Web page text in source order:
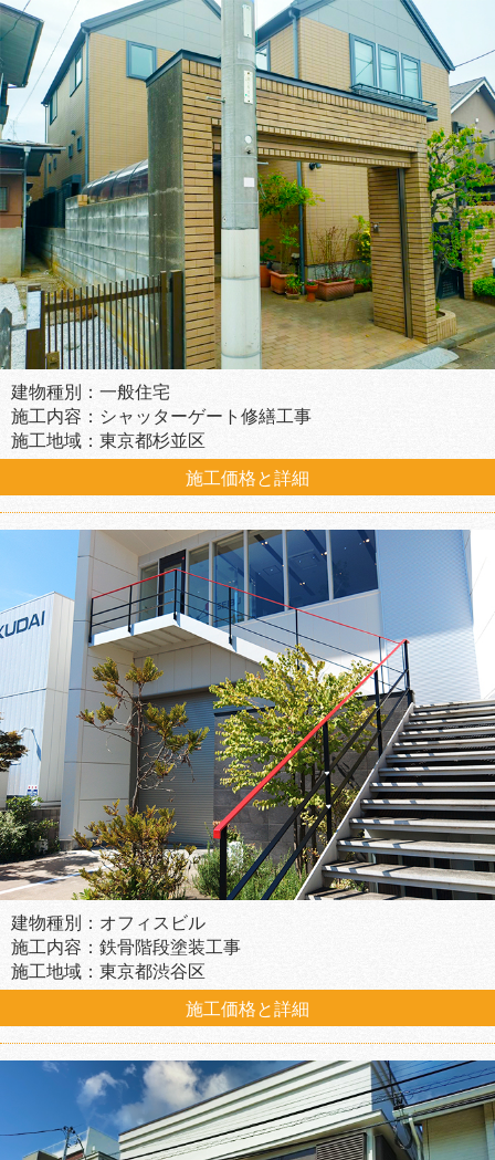
建物種別：一般住宅
施工内容：シャッターゲート修繕工事
施工地域：東京都杉並区
施工価格と詳細
建物種別：オフィスビル
施工内容：鉄骨階段塗装工事
施工地域：東京都渋谷区
施工価格と詳細